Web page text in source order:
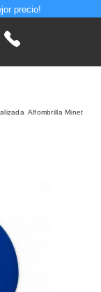
precio!
Alfombrilla Minet